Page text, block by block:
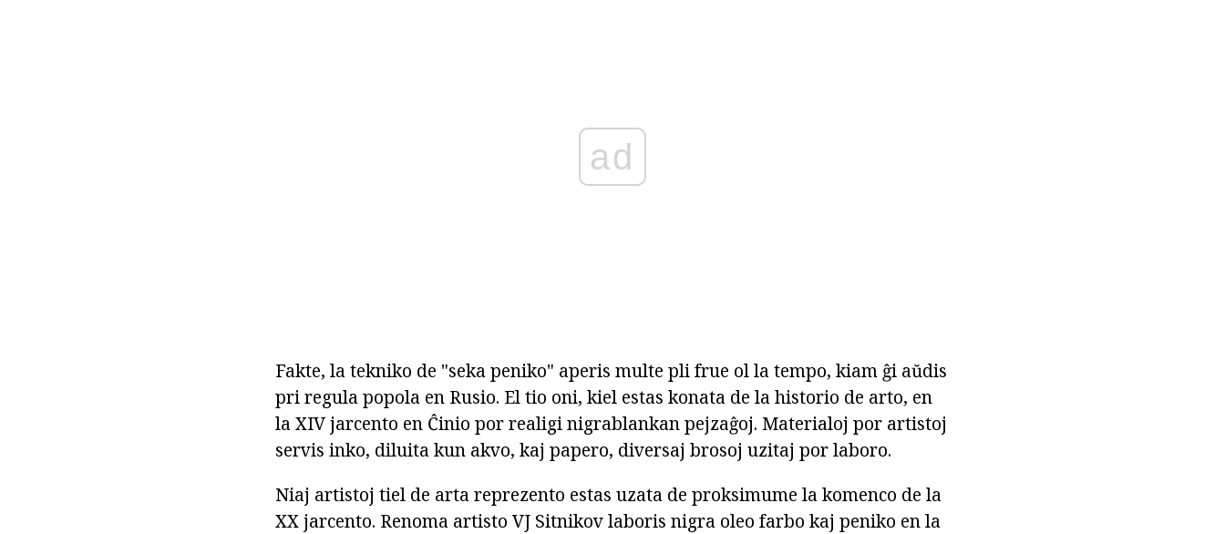
ad
Fakte, la tekniko de "seka peniko" aperis multe pli frue ol la tempo, kiam ĝi aŭdis
pri regula popola en Rusio. El tio oni, kiel estas konata de la historio de arto, en
la XIV jarcento en Ĉinio por realigi nigrablankan pejzaĝoj. Materialoj por artistoj
servis inko, diluita kun akvo, kaj papero, diversaj brosoj uzitaj por laboro.
Niaj artistoj tiel de arta reprezento estas uzata de proksimume la komenco de la
XX jarcento. Renoma artisto VJ Sitnikov laboris nigra oleo farbo kaj peniko en la